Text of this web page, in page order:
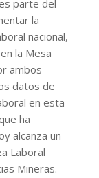
parte del
la
nacional,
la Mesa
ambos
datos de
en esta
ha
alcanza un
Laboral
Mineras.